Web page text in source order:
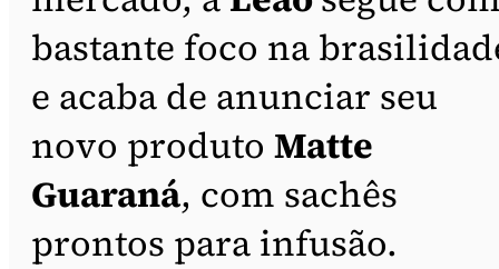
bastante foco na
e acaba de anunciar seu
novo produto Matte
Guaraná, com sachês
prontos para infusão.